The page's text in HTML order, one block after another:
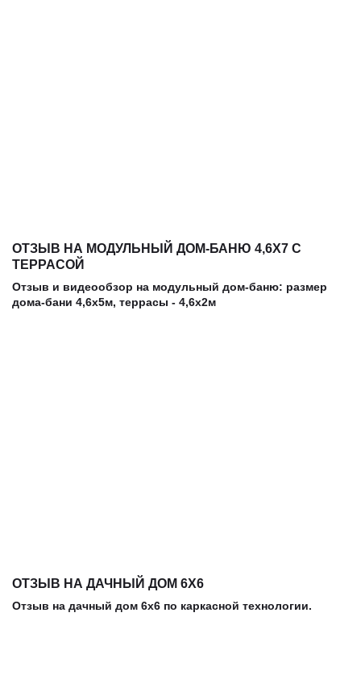
ОТЗЫВ НА МОДУЛЬНЫЙ ДОМ-БАНЮ 4,6Х7 С
ТЕРРАСОЙ
Отзыв и видеообзор на модульный дом-баню: размер
дома-бани 4,6х5м, террасы - 4,6х2м
ОТЗЫВ НА ДАЧНЫЙ ДОМ 6Х6
Отзыв на дачный дом 6х6 по каркасной технологии.